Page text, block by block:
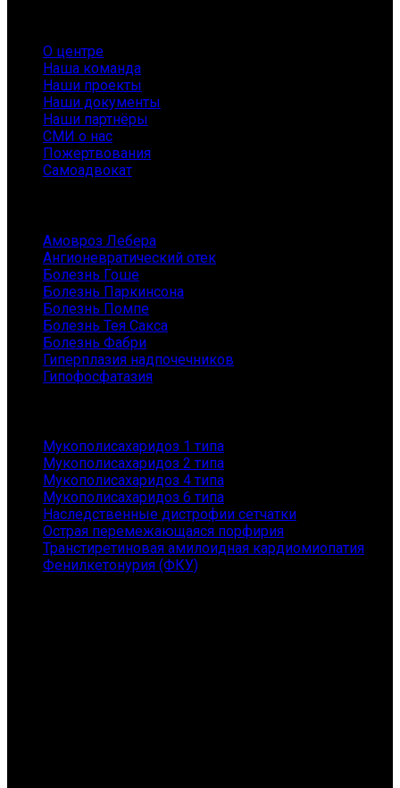
О центре
Наша команда
Наши проекты
Наши документы
Наши партнёры
СМИ о нас
Пожертвования
Самоадвокат
Амовроз Лебера
Ангионевратический отек
Болезнь Гоше
Болезнь Паркинсона
Болезнь Помпе
Болезнь Тея Сакса
Болезнь Фабри
Гиперплазия надпочечников
Гипофосфатазия
Мукополисахаридоз 1 типа
Мукополисахаридоз 2 типа
Мукополисахаридоз 4 типа
Мукополисахаридоз 6 типа
Наследственные дистрофии сетчатки
Острая перемежающаяся порфирия
Транстиретиновая амилоидная кардиомиопатия
Фенилкетонурия (ФКУ)